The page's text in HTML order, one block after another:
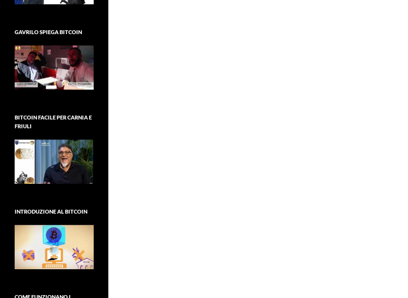
GAVRILO SPIEGA BITCOIN
BITCOIN FACILE PER CARNIA E
FRIULI
INTRODUZIONE AL BITCOIN